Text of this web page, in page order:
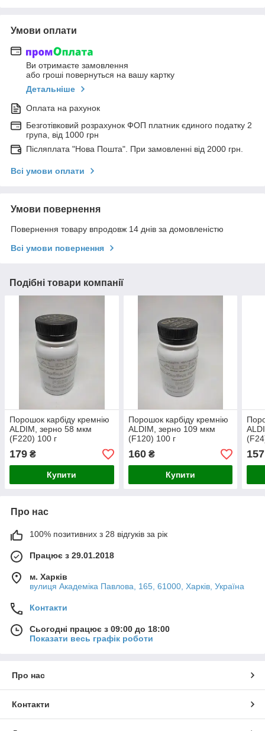
Умови оплати
Ви отримаєте замовлення
або гроші повернуться на вашу картку
Детальніше
Оплата на рахунок
Безготівковий розрахунок ФОП платник єдиного податку 2
група, від 1000 грн
Післяплата "Нова Пошта". При замовленні від 2000 грн.
Всі умови оплати
Умови повернення
Повернення товару впродовж 14 днів за домовленістю
Всі умови повернення
Подібні товари компанії
Порошок карбіду кремнію
ALDIM, зерно 58 мкм
(F220) 100 г
179 ₴
Купити
Порошок карбіду кремнію
ALDIM, зерно 109 мкм
(F120) 100 г
160₴
Купити
157
Про нас
100% позитивних з 28 відгуків за рік
Працює з 29.01.2018
м. Харків
вулиця Академіка Павлова, 165, 61000, Харків, Україна
Контакти
Сьогодні працює з 09:00 до 18:00
Показати весь графік роботи
Про нас
Контакти